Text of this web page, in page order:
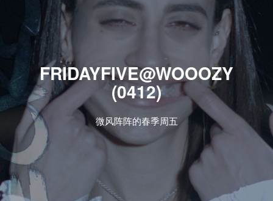
FRIDAYFIVE@WOOOZY
(0412)
微风阵阵的春季周五